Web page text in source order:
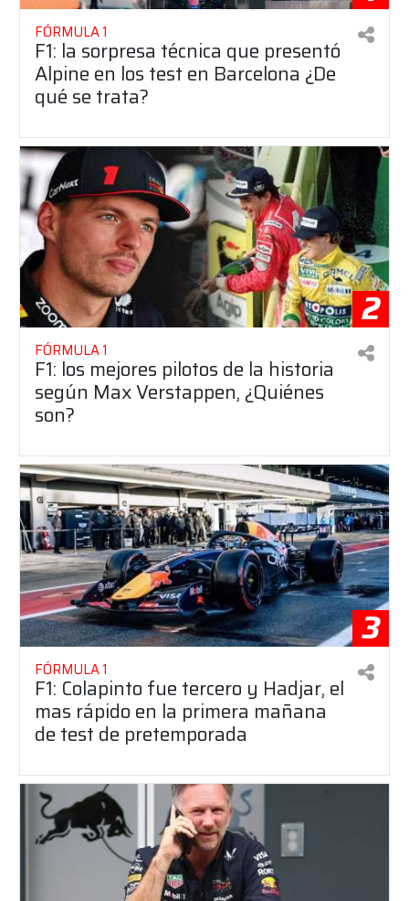
FÓRMULA 1
F1: la sorpresa técnica que presentó
Alpine en los test en Barcelona ¿De
qué se trata?
2
FÓRMULA 1
F1: los mejores pilotos de la historia
según Max Verstappen, ¿Quiénes
son?
3
FÓRMULA 1
F1: Colapinto fue tercero y Hadjar, el
mas rápido en la primera mañana
de test de pretemporada